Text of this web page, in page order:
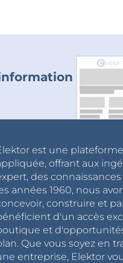
est une
offrant aux
des
années 1960, nous
construire et
d'un accès
et
Que vous soyez en
entreprise, Elektor